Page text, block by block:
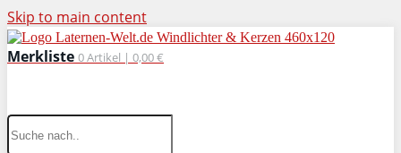
Skip to main content
Merkliste 0Artikel | 0,00 €